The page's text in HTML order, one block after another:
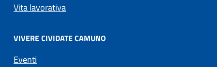
Vita lavorativa
VIVERE CIVIDATE CAMUNO
Eventi